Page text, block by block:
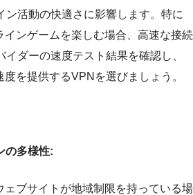
ン活動の快適さに影響します。特に
インゲームを楽しむ場合、高速な接続
ダーの速度テスト結果を確認し、
を提供するVPNを選びましょう。
の多様性:
ェブサイトが地域制限を持っている場